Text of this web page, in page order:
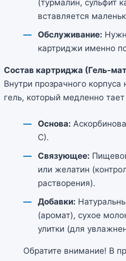
(турмалин, сульфит
вставляется
Обслуживание:
картриджи именно
Состав картриджа (Гель-
Внутри прозрачного корпуса
гель, который медленно
Основа:
С).
Связующее:
или желатин
растворения).
Добавки:
(аромат), сухое
улитки (для
Обратите внимание! В